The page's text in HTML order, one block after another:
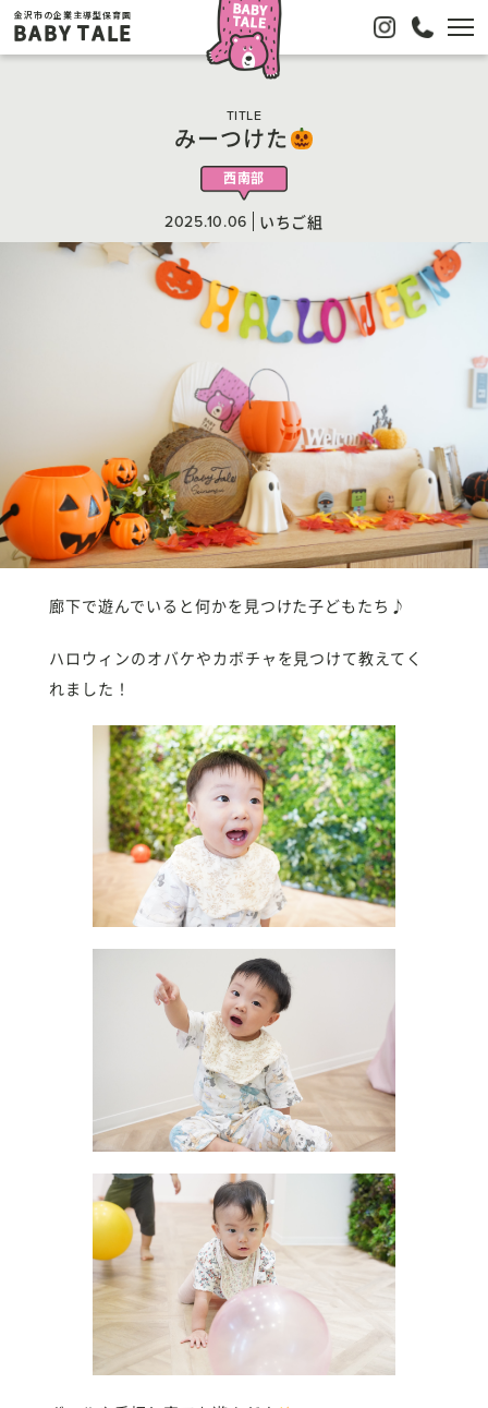
金沢市の企業主導型保育園
BABY TALE
TITLE
みーつけた
西南部
2025.10.06 いちご組
廊下で遊んでいると何かを見つけた子どもたち♪
ハロウィンのオバケやカボチャを見つけて教えてく
れました！